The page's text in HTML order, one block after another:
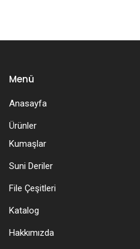
Menü
Anasayfa
Ürünler
Kumaşlar
Suni Deriler
File Çeşitleri
Katalog
Hakkımızda